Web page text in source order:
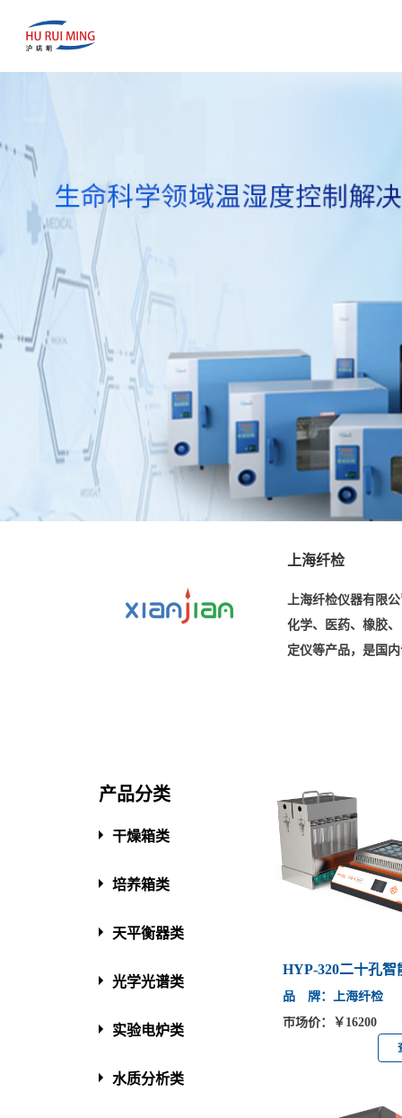
上海纤检
上海纤检仪器有限
化学、医药、橡胶
定仪等产品，是国
产品分类
干燥箱类
培养箱类
天平衡器类
光学光谱类
实验电炉类
水质分析类
HYP-320二十孔智
品 牌：上海纤检
市场价：￥16200